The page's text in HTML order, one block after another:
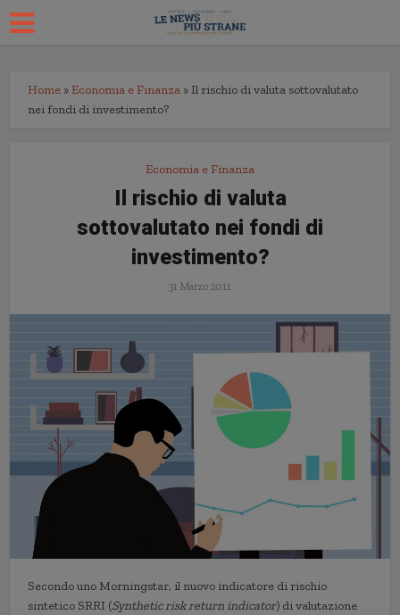
Home » Economia e Finanza » Il rischio di valuta sottovalutato
nei fondi di investimento?
Economia e Finanza
Il rischio di valuta
sottovalutato nei fondi di
investimento?
31 Marzo 2011
Secondo uno Morningstar, il nuovo indicatore di rischio
sintetico SRRI (Synthetic risk return indicator) di valutazione